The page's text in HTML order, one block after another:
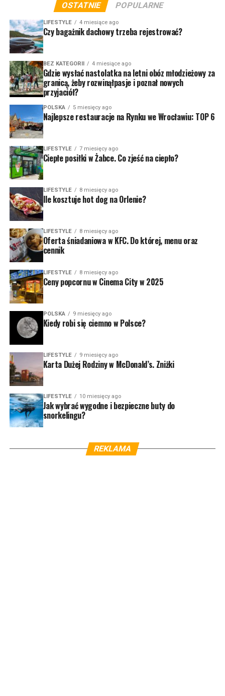
OSTATNIE POPULARNE
LIFESTYLE 4 miesiące ago
Czy bagażnik dachowy trzeba rejestrować?
BEZ KATEGORII 4 miesiące ago
Gdzie wysłać nastolatka na letni obóz młodzieżowy za
granicą, żeby rozwinąłpasje i poznał nowych
przyjaciół?
POLSKA 5 miesięcy ago
Najlepsze restauracje na Rynku we Wrocławiu: TOP 6
LIFESTYLE 7 miesięcy ago
Ciepłe posiłki w Żabce. Co zjeść na ciepło?
LIFESTYLE 8 miesięcy ago
Ile kosztuje hot dog na Orlenie?
LIFESTYLE 8 miesięcy ago
Oferta śniadaniowa w KFC. Do której, menu oraz
cennik
LIFESTYLE 8 miesięcy ago
Ceny popcornu w Cinema City w 2025
POLSKA 9 miesięcy ago
Kiedy robi się ciemno w Polsce?
LIFESTYLE 9 miesięcy ago
Karta Dużej Rodziny w McDonald’s. Zniżki
LIFESTYLE 10 miesięcy ago
Jak wybrać wygodne i bezpieczne buty do
snorkelingu?
REKLAMA